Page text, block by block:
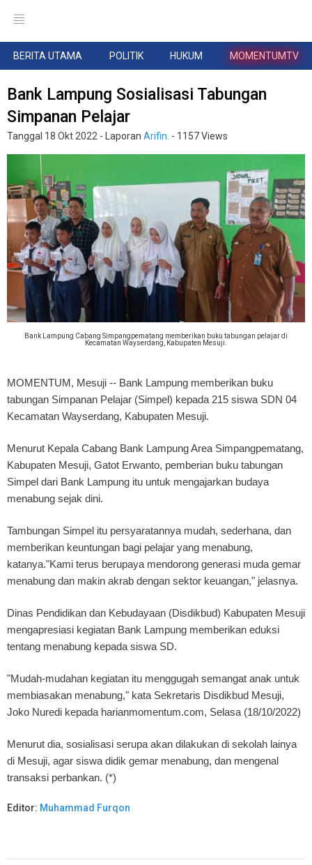
BERITA UTAMA POLITIK HUKUM MOMENTUMTV
Bank Lampung Sosialisasi Tabungan
Simpanan Pelajar
Tanggal 18 Okt 2022 - Laporan Arifin. - 1157 Views
Bank Lampung Cabang Simpangpematang memberikan buku tabungan pelajar di
Kecamatan Wayserdang, Kabupaten Mesuji.
MOMENTUM, Mesuji -- Bank Lampung memberikan buku
tabungan Simpanan Pelajar (Simpel) kepada 215 siswa SDN 04
Kecamatan Wayserdang, Kabupaten Mesuji.
Menurut Kepala Cabang Bank Lampung Area Simpangpematang,
Kabupaten Mesuji, Gatot Erwanto, pemberian buku tabungan
Simpel dari Bank Lampung itu untuk mengajarkan budaya
menabung sejak dini.
Tambungan Simpel itu persyaratannya mudah, sederhana, dan
memberikan keuntungan bagi pelajar yang menabung,
katanya."Kami terus berupaya mendorong generasi muda gemar
menabung dan makin akrab dengan sektor keuangan," jelasnya.
Dinas Pendidikan dan Kebudayaan (Disdikbud) Kabupaten Mesuji
mengapresiasi kegiatan Bank Lampung memberikan eduksi
tentang menabung kepada siswa SD.
"Mudah-mudahan kegiatan itu menggugah semangat anak untuk
membiasakan menabung," kata Sekretaris Disdikbud Mesuji,
Joko Nuredi kepada harianmomentum.com, Selasa (18/10/2022)
Menurut dia, sosialisasi serupa akan dilakukan di sekolah lainya
di Mesuji, agar siswa didik gemar menabung, dan mengenal
transaksi perbankan. (*)
Editor: Muhammad Furqon